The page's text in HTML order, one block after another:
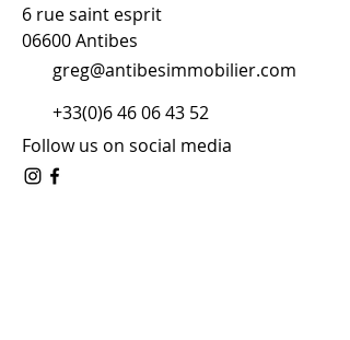
6 rue saint esprit
06600 Antibes
greg@antibesimmobilier.com
+33(0)6 46 06 43 52
Follow us on social media